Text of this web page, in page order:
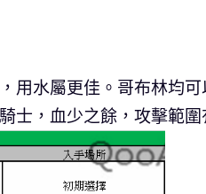
用水屬更佳。哥布林均可
士，血少之餘，攻擊範圍